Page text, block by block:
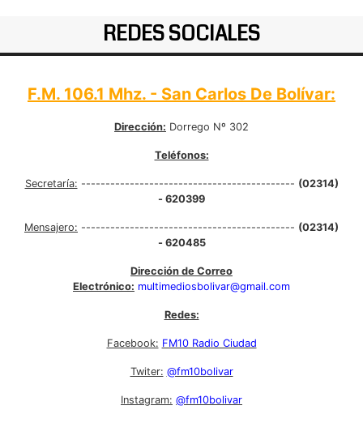
REDES SOCIALES
F.M. 106.1 Mhz. - San Carlos De Bolívar:
Dirección: Dorrego Nº 302
Teléfonos:
Secretaría: -------------------------------------------- (02314)
- 620399
Mensajero: -------------------------------------------- (02314)
- 620485
Dirección de Correo
Electrónico: multimediosbolivar@gmail.com
Redes:
Facebook: FM10 Radio Ciudad
Twiter: @fm10bolivar
Instagram: @fm10bolivar